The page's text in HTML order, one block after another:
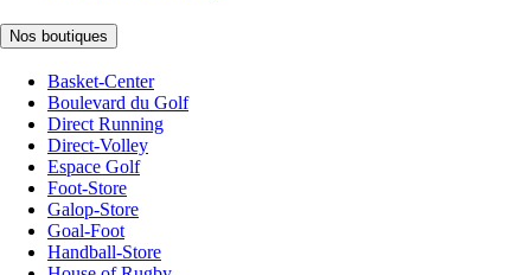
Nos boutiques
Basket-Center
Boulevard du Golf
Direct Running
Direct-Volley
Espace Golf
Foot-Store
Galop-Store
Goal-Foot
Handball-Store